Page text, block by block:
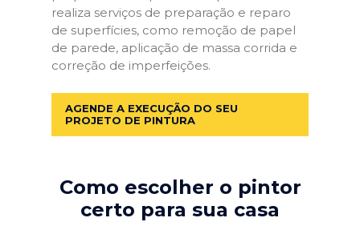
realiza serviços de preparação e reparo
de superfícies, como remoção de papel
de parede, aplicação de massa corrida e
correção de imperfeições.
AGENDE A EXECUÇÃO DO SEU
PROJETO DE PINTURA
Como escolher o pintor
certo para sua casa